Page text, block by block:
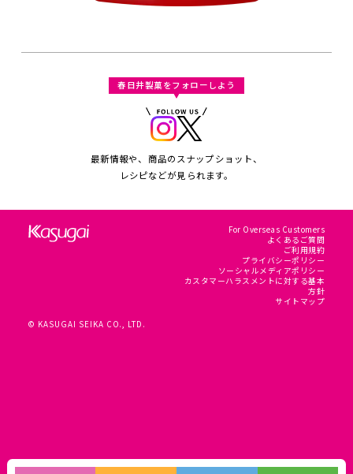
春日井製菓をフォローしよう
最新情報や、商品のスナップショット、
レシピなどが見られます。
© KASUGAI SEIKA CO., LTD.
For Overseas Customers
よくあるご質問
ご利用規約
プライバシーポリシー
ソーシャルメディアポリシー
カスタマーハラスメントに対する基本
方針
サイトマップ